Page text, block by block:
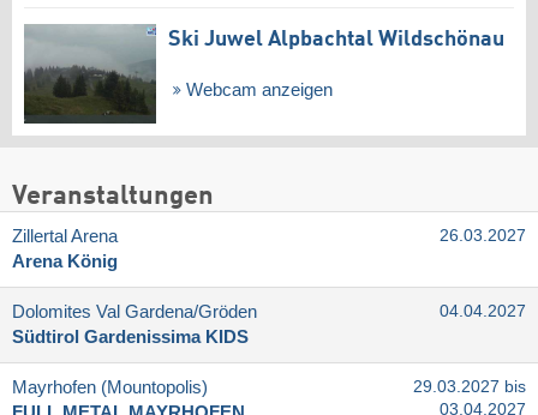
Ski Juwel Alpbachtal Wildschönau
Webcam anzeigen
Veranstaltungen
Zillertal Arena
Arena König
26.03.2027
Dolomites Val Gardena/​Gröden
Südtirol Gardenissima KIDS
04.04.2027
Mayrhofen (Mountopolis)
29.03.2027 bis
03.04.2027